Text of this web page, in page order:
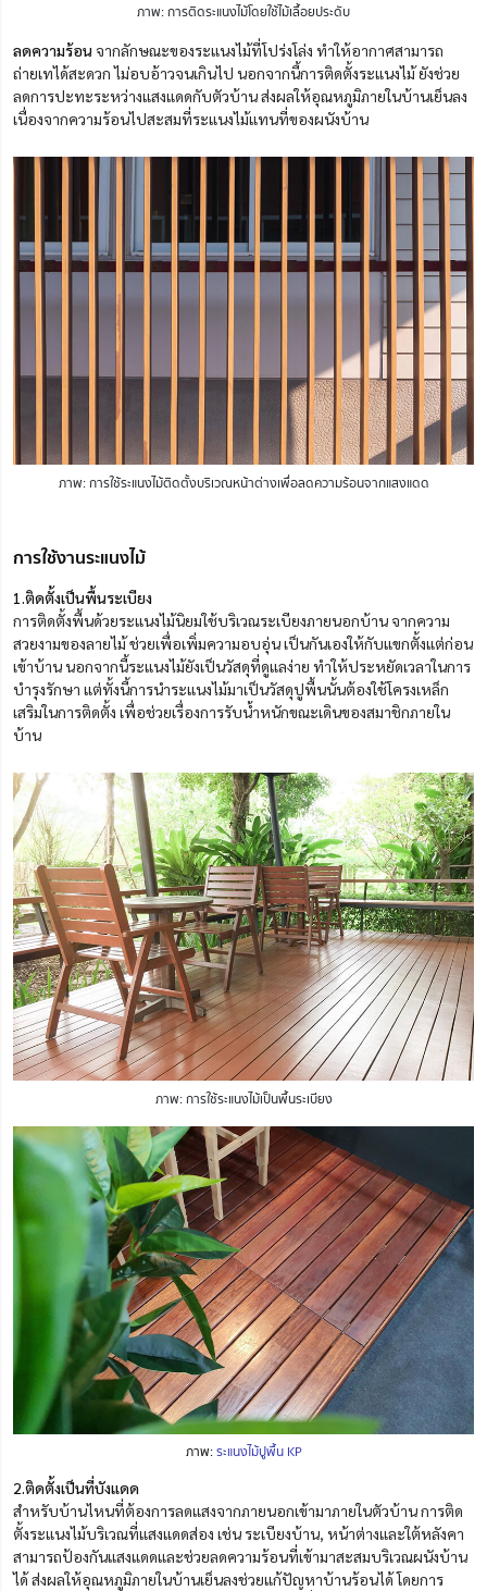
ภาพ: การติดระแนงไม้โดยใช้ไม้เลื้อยประดับ
ลดความร้อน จากลักษณะของระแนงไม้ที่โปร่งโล่ง ทำให้อากาศสามารถ
ถ่ายเทได้สะดวก ไม่อบอ้าวจนเกินไป นอกจากนี้การติดตั้งระแนงไม้ ยังช่วย
ลดการปะทะระหว่างแสงแดดกับตัวบ้าน ส่งผลให้อุณหภูมิภายในบ้านเย็นลง
เนื่องจากความร้อนไปสะสมที่ระแนงไม้แทนที่ของผนังบ้าน
ภาพ: การใช้ระแนงไม้ติดตั้งบริเวณหน้าต่างเพื่อลดความร้อนจากแสงแดด
การใช้งานระแนงไม้
1.ติดตั้งเป็นพื้นระเบียง
การติดตั้งพื้นด้วยระแนงไม้นิยมใช้บริเวณระเบียงภายนอกบ้าน จากความ
สวยงามของลายไม้ ช่วยเพื่อเพิ่มความอบอุ่น เป็นกันเองให้กับแขกตั้งแต่ก่อน
เข้าบ้าน นอกจากนี้ระแนงไม้ยังเป็นวัสดุที่ดูแลง่าย ทำให้ประหยัดเวลาในการ
บำรุงรักษา แต่ทั้งนี้การนำระแนงไม้มาเป็นวัสดุปูพื้นนั้นต้องใช้โครงเหล็ก
เสริมในการติดตั้ง เพื่อช่วยเรื่องการรับน้ำหนักขณะเดินของสมาชิกภายใน
บ้าน
ภาพ: การใช้ระแนงไม้เป็นพื้นระเบียง
ภาพ:ระแนงไม้ปูพื้น KP
2.ติดตั้งเป็นที่บังแดด
สำหรับบ้านไหนที่ต้องการลดแสงจากภายนอกเข้ามาภายในตัวบ้าน การติด
ตั้งระแนงไม้บริเวณที่แสงแดดส่อง เช่น ระเบียงบ้าน, หน้าต่างและใต้หลังคา
สามารถป้องกันแสงแดดและช่วยลดความร้อนที่เข้ามาสะสมบริเวณผนังบ้าน
ได้ ส่งผลให้อุณหภูมิภายในบ้านเย็นลงช่วยแก้ปัญหาบ้านร้อนได้ โดยการ